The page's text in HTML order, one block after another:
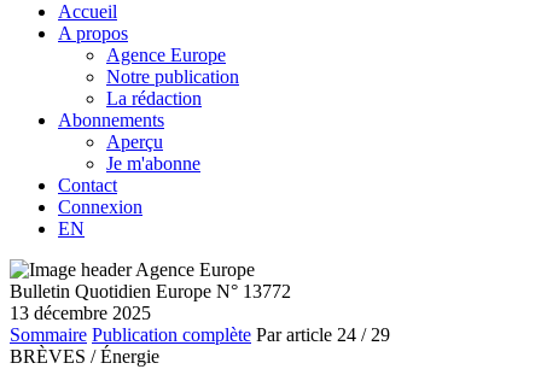
Accueil
A propos
Agence Europe
Notre publication
La rédaction
Abonnements
Aperçu
Je m'abonne
Contact
Connexion
EN
Bulletin Quotidien Europe N° 13772
13 décembre 2025
Sommaire Publication complète Par article 24 / 29
BRÈVES / Énergie